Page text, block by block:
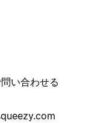
い合わせる